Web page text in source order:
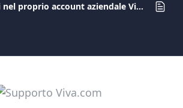
Gestire gli utenti nel proprio account aziendale Viva.com